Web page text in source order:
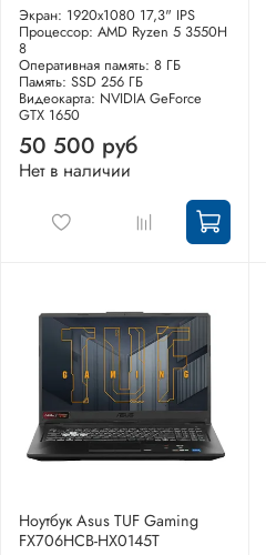
Экран: 1920x1080 17,3" IPS
Процессор: AMD Ryzen 5 3550H
8
Оперативная память: 8 ГБ
Память: SSD 256 ГБ
Видеокарта: NVIDIA GeForce
GTX 1650
50 500 руб
Нет в наличии
Ноутбук Asus TUF Gaming
FX706HCB-HX0145T